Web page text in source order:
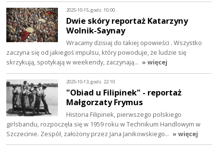
2025-10-15, godz. 10:00
Dwie skóry reportaż Katarzyny
Wolnik-Saynay
Wracamy dzisiaj do takiej opowieści . Wszystko
zaczyna się od jakiegoś impulsu, który powoduje, że ludzie się
skrzykują, spotykają w weekendy, zaczynają… » więcej
2025-10-13, godz. 22:10
"Obiad u Filipinek" - reportaż
Małgorzaty Frymus
Historia Filipinek, pierwszego polskiego
girlsbandu, rozpoczęła się w 1959 roku w Technikum Handlowym w
Szczecinie. Zespół, założony przez Jana Janikowskiego… » więcej